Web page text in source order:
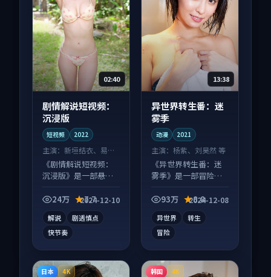
02:40
剧情解说短视频：
沉浸版
短视频 2022
主演： 新垣结衣、易烊
千玺 等
《剧情解说短视频：
沉浸版》是一部悬疑
元素齐全，观感爽快
24万 7.7
2024-12-10
解说
剧透慎点
快节奏
13:38
异世界转生番：迷
雾季
动漫 2021
主演：杨紫、刘昊然 等
《异世界转生番：迷
雾季》是一部冒险向
齐全，观感爽快不拖
93万 8.8
2024-12-08
异世界
转生
冒险
日本 4K 韩国 4K